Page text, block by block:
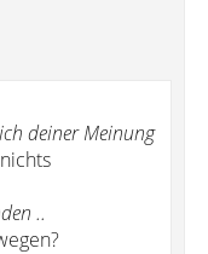
deiner Meinung
..